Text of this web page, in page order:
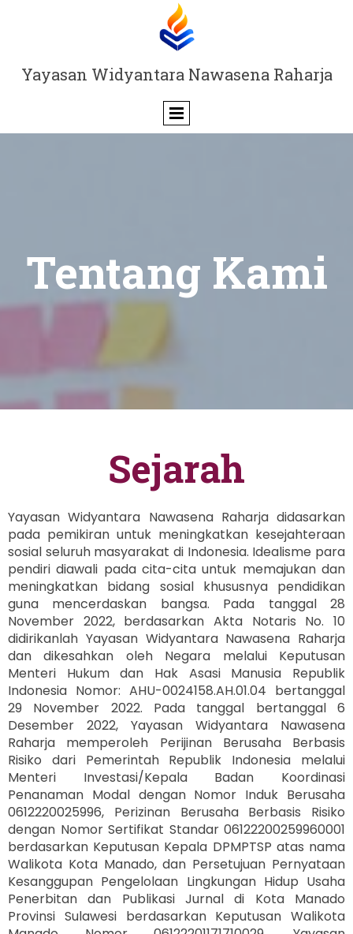
Yayasan Widyantara Nawasena Raharja
Tentang Kami
Sejarah
Yayasan Widyantara Nawasena Raharja didasarkan
pada pemikiran untuk meningkatkan kesejahteraan
sosial seluruh masyarakat di Indonesia. Idealisme para
pendiri diawali pada cita-cita untuk memajukan dan
meningkatkan bidang sosial khususnya pendidikan
guna mencerdaskan bangsa. Pada tanggal 28
November 2022, berdasarkan Akta Notaris No. 10
didirikanlah Yayasan Widyantara Nawasena Raharja
dan dikesahkan oleh Negara melalui Keputusan
Menteri Hukum dan Hak Asasi Manusia Republik
Indonesia Nomor: AHU-0024158.AH.01.04 bertanggal
29 November 2022. Pada tanggal bertanggal 6
Desember 2022, Yayasan Widyantara Nawasena
Raharja memperoleh Perijinan Berusaha Berbasis
Risiko dari Pemerintah Republik Indonesia melalui
Menteri Investasi/Kepala Badan Koordinasi
Penanaman Modal dengan Nomor Induk Berusaha
0612220025996, Perizinan Berusaha Berbasis Risiko
dengan Nomor Sertifikat Standar 06122200259960001
berdasarkan Keputusan Kepala DPMPTSP atas nama
Walikota Kota Manado, dan Persetujuan Pernyataan
Kesanggupan Pengelolaan Lingkungan Hidup Usaha
Penerbitan dan Publikasi Jurnal di Kota Manado
Provinsi Sulawesi berdasarkan Keputusan Walikota